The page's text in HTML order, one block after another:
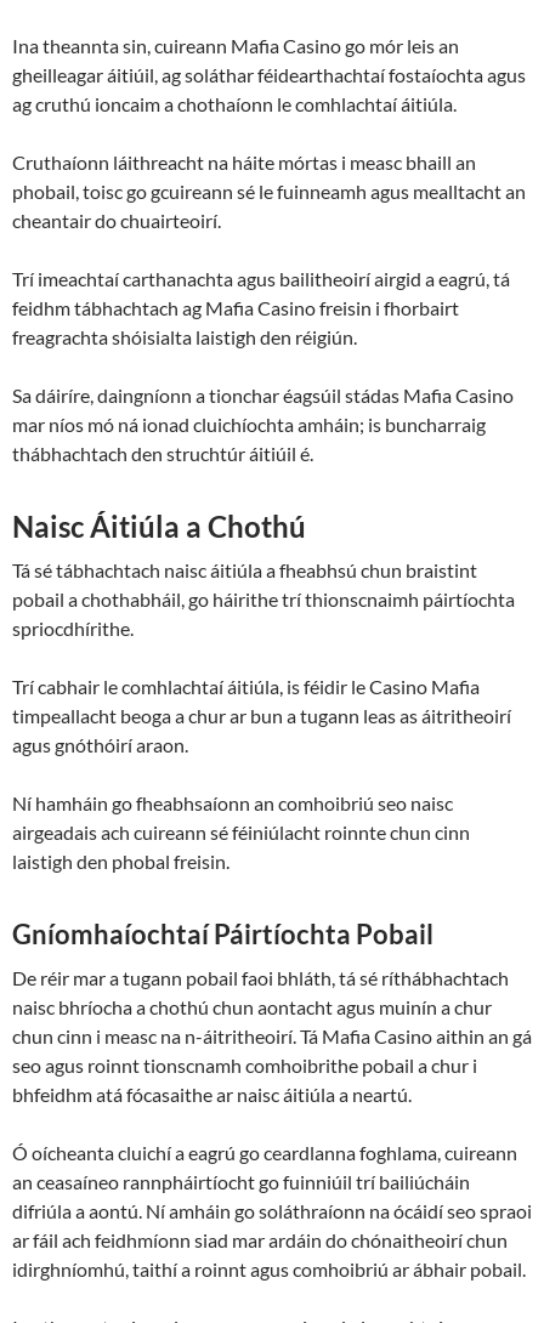
Ina theannta sin, cuireann Mafia Casino go mór leis an
gheilleagar áitiúil, ag soláthar féidearthachtaí fostaíochta agus
ag cruthú ioncaim a chothaíonn le comhlachtaí áitiúla.
Cruthaíonn láithreacht na háite mórtas i measc bhaill an
phobail, toisc go gcuireann sé le fuinneamh agus mealltacht an
cheantair do chuairteoirí.
Trí imeachtaí carthanachta agus bailitheoirí airgid a eagrú, tá
feidhm tábhachtach ag Mafia Casino freisin i fhorbairt
freagrachta shóisialta laistigh den réigiún.
Sa dáiríre, daingníonn a tionchar éagsúil stádas Mafia Casino
mar níos mó ná ionad cluichíochta amháin; is buncharraig
thábhachtach den struchtúr áitiúil é.
Naisc Áitiúla a Chothú
Tá sé tábhachtach naisc áitiúla a fheabhsú chun braistint
pobail a chothabháil, go háirithe trí thionscnaimh páirtíochta
spriocdhírithe.
Trí cabhair le comhlachtaí áitiúla, is féidir le Casino Mafia
timpeallacht beoga a chur ar bun a tugann leas as áitritheoirí
agus gnóthóirí araon.
Ní hamháin go fheabhsaíonn an comhoibriú seo naisc
airgeadais ach cuireann sé féiniúlacht roinnte chun cinn
laistigh den phobal freisin.
Gníomhaíochtaí Páirtíochta Pobail
De réir mar a tugann pobail faoi bhláth, tá sé ríthábhachtach
naisc bhríocha a chothú chun aontacht agus muinín a chur
chun cinn i measc na n-áitritheoirí. Tá Mafia Casino aithin an gá
seo agus roinnt tionscnamh comhoibrithe pobail a chur i
bhfeidhm atá fócasaithe ar naisc áitiúla a neartú.
Ó oícheanta cluichí a eagrú go ceardlanna foghlama, cuireann
an ceasaíneo rannpháirtíocht go fuinniúil trí bailiúcháin
difriúla a aontú. Ní amháin go soláthraíonn na ócáidí seo spraoi
ar fáil ach feidhmíonn siad mar ardáin do chónaitheoirí chun
idirghníomhú, taithí a roinnt agus comhoibriú ar ábhair pobail.